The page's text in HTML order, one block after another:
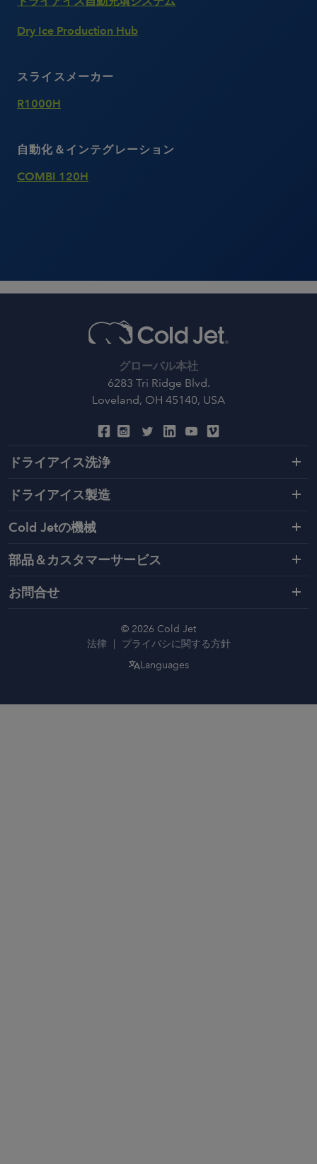
Dry Ice Production Hub
スライスメーカー
R1000H
自動化＆インテグレーション
COMBI 120H
グローバル本社
6283 Tri Ridge Blvd.
Loveland, OH 45140, USA
ドライアイス洗浄
ドライアイス製造
Cold Jetの機械
部品＆カスタマーサービス
お問合せ
© 2026 Cold Jet
法律
プライバシに関する方針
Languages